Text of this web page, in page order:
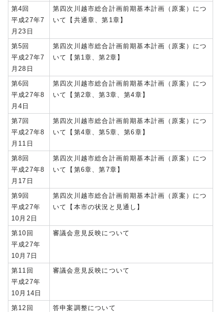
第4回
平成27年7
月23日
第四次川越市総合計画前期基本計画（原案）につ
いて【共通章、第1章】
第5回
平成27年7
月28日
第四次川越市総合計画前期基本計画（原案）につ
いて【第1章、第2章】
第6回
平成27年8
月4日
第四次川越市総合計画前期基本計画（原案）につ
いて【第2章、第3章、第4章】
第7回
平成27年8
月11日
第四次川越市総合計画前期基本計画（原案）につ
いて【第4章、第5章、第6章】
第8回
平成27年8
月17日
第四次川越市総合計画前期基本計画（原案）につ
いて【第6章、第7章】
第9回
平成27年
10月2日
第四次川越市総合計画前期基本計画（原案）につ
いて【本市の状況と見通し】
第10回
平成27年
10月7日
審議会意見反映について
第11回
平成27年
10月14日
審議会意見反映について
第12回
答申案調整について